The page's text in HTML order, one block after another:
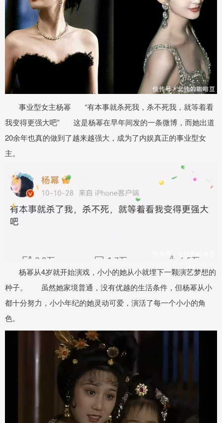
事业型女主杨幂 “有本事就杀死我，杀不死我，就等着看
我变得更强大吧” 这是杨幂在早年间发的一条微博，而她出道
20余年也真的做到了越来越强大，成为了内娱真正的事业型女
主。
杨幂从4岁就开始演戏，小小的她从小就埋下一颗演艺梦想的
种子。 虽然她家境普通，没有优越的生活条件，但杨幂从小
都十分努力，小小年纪的她灵动可爱，演活了每一个小小的角
色。